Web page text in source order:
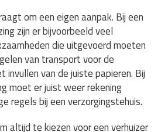
om een eigen aanpak. Bij een
zijn er bijvoorbeeld veel
die uitgevoerd moeten
van transport voor de
invullen van de juiste papieren. Bij
moet er juist weer rekening
regels bij een verzorgingstehuis.
altijd te kiezen voor een verhuizer